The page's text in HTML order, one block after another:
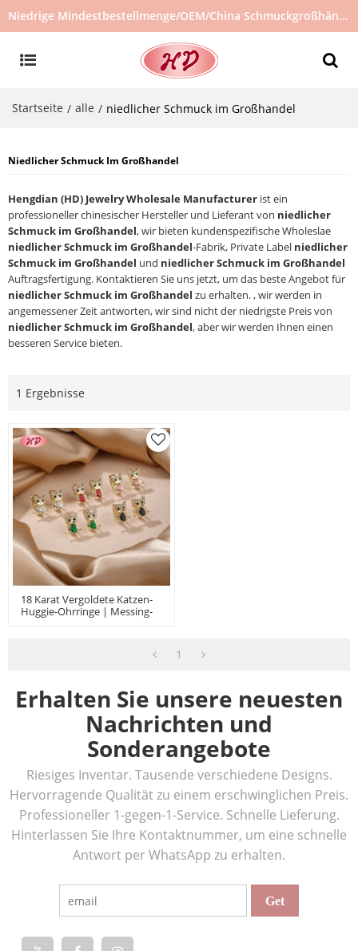
Niedrige Mindestbestellmenge/OEM/China Schmuckgroßhändler/Schmucklieferant/heiß verkaufter Schmuck auf Lager/kein gebrauchter Schmuck
Startseite / alle / niedlicher Schmuck im Großhandel
Niedlicher Schmuck Im Großhandel
Hengdian (HD) Jewelry Wholesale Manufacturer ist ein
professioneller chinesischer Hersteller und Lieferant von niedlicher
Schmuck im Großhandel, wir bieten kundenspezifische Wholeslae
niedlicher Schmuck im Großhandel-Fabrik, Private Label niedlicher
Schmuck im Großhandel und niedlicher Schmuck im Großhandel
Auftragsfertigung. Kontaktieren Sie uns jetzt, um das beste Angebot für
niedlicher Schmuck im Großhandel zu erhalten. , wir werden in
angemessener Zeit antworten, wir sind nicht der niedrigste Preis von
niedlicher Schmuck im Großhandel, aber wir werden Ihnen einen
besseren Service bieten.
1 Ergebnisse
18 Karat Vergoldete Katzen-
Huggie-Ohrringe | Messing-
1
Erhalten Sie unsere neuesten
Nachrichten und
Sonderangebote
Riesiges Inventar. Tausende verschiedene Designs.
Hervorragende Qualität zu einem erschwinglichen Preis.
Professioneller 1-gegen-1-Service. Schnelle Lieferung.
Hinterlassen Sie Ihre Kontaktnummer, um eine schnelle
Antwort per WhatsApp zu erhalten.